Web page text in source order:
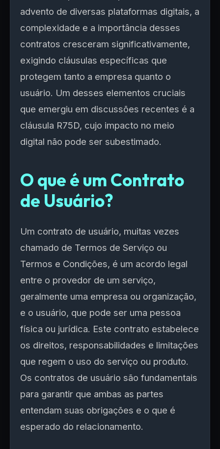
advento de diversas plataformas digitais, a
complexidade e a importância desses
contratos cresceram significativamente,
exigindo cláusulas específicas que
protegem tanto a empresa quanto o
usuário. Um desses elementos cruciais
que emergiu em discussões recentes é a
cláusula R75D, cujo impacto no meio
digital não pode ser subestimado.
O que é um Contrato
de Usuário?
Um contrato de usuário, muitas vezes
chamado de Termos de Serviço ou
Termos e Condições, é um acordo legal
entre o provedor de um serviço,
geralmente uma empresa ou organização,
e o usuário, que pode ser uma pessoa
física ou jurídica. Este contrato estabelece
os direitos, responsabilidades e limitações
que regem o uso do serviço ou produto.
Os contratos de usuário são fundamentais
para garantir que ambas as partes
entendam suas obrigações e o que é
esperado do relacionamento.